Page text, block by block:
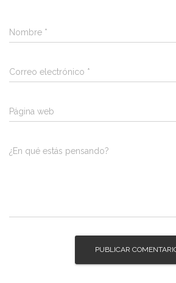
Nombre *
Correo electrónico *
Página web
¿En qué estás pensando?